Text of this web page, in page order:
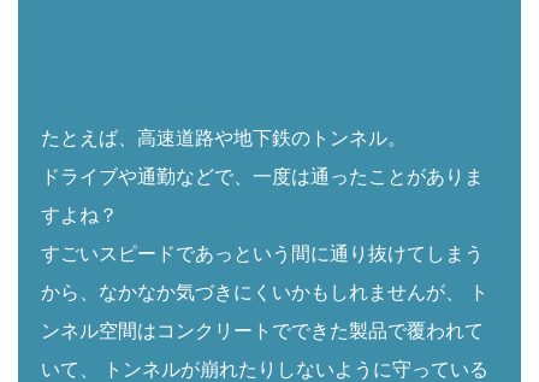
たとえば、高速道路や地下鉄のトンネル。
ドライブや通勤などで、一度は通ったことがありま
すよね？
すごいスピードであっという間に通り抜けてしまう
から、なかなか気づきにくいかもしれませんが、
ト
ンネル空間はコンクリートでできた製品で覆われて
いて、
トンネルが崩れたりしないように守っている